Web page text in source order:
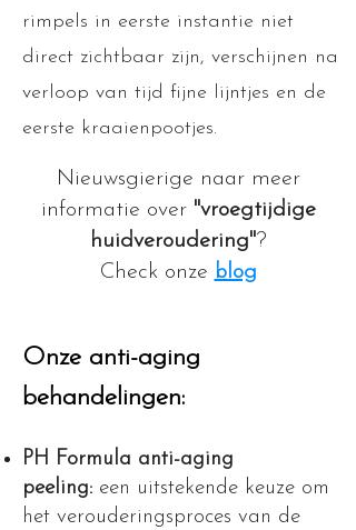
rimpels in eerste instantie niet
direct zichtbaar zijn, verschijnen na
verloop van tijd fijne lijntjes en de
eerste kraaienpootjes.
Nieuwsgierige naar meer
informatie over "vroegtijdige
huidveroudering"?
Check onze blog
Onze anti-aging
behandelingen:
PH Formula anti-aging
peeling: een uitstekende keuze om
het verouderingsproces van de